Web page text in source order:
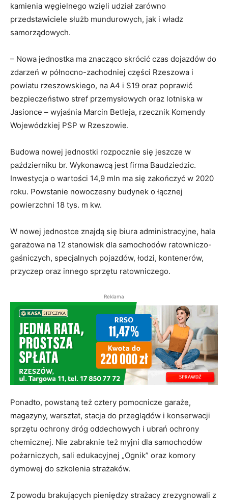
kamienia węgielnego wzięli udział zarówno
przedstawiciele służb mundurowych, jak i władz
samorządowych.
– Nowa jednostka ma znacząco skrócić czas dojazdów do
zdarzeń w północno-zachodniej części Rzeszowa i
powiatu rzeszowskiego, na A4 i S19 oraz poprawić
bezpieczeństwo stref przemysłowych oraz lotniska w
Jasionce – wyjaśnia Marcin Betleja, rzecznik Komendy
Wojewódzkiej PSP w Rzeszowie.
Budowa nowej jednostki rozpocznie się jeszcze w
październiku br. Wykonawcą jest firma Baudziedzic.
Inwestycja o wartości 14,9 mln ma się zakończyć w 2020
roku. Powstanie nowoczesny budynek o łącznej
powierzchni 18 tys. m kw.
W nowej jednostce znajdą się biura administracyjne, hala
garażowa na 12 stanowisk dla samochodów ratowniczo-
gaśniczych, specjalnych pojazdów, łodzi, kontenerów,
przyczep oraz innego sprzętu ratowniczego.
Reklama
Ponadto, powstaną też cztery pomocnicze garaże,
magazyny, warsztat, stacja do przeglądów i konserwacji
sprzętu ochrony dróg oddechowych i ubrań ochrony
chemicznej. Nie zabraknie też myjni dla samochodów
pożarniczych, sali edukacyjnej „Ognik” oraz komory
dymowej do szkolenia strażaków.
Z powodu brakujących pieniędzy strażacy zrezygnowali z